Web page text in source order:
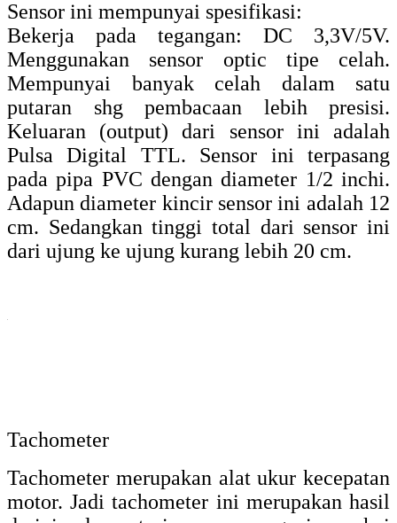
Stroboscope
Stroboscope adalah sebuah alat ukur
kecepatan yang bisa menghasilkan kedipan
cahaya. Kedipan yang dihasilkan oleh alat
ini bisa digunakan untuk mengamati obyek
yang bergerak. Pengamatan objek yang
bergerak tersebut dilakukan dengan
memanfaatkan kilatan cahaya yang berasak
dari dari LED Ultrabright pada alat ukur ini.
yairu
Piezoelectric
Muzzle velocity (Sensor pengukur